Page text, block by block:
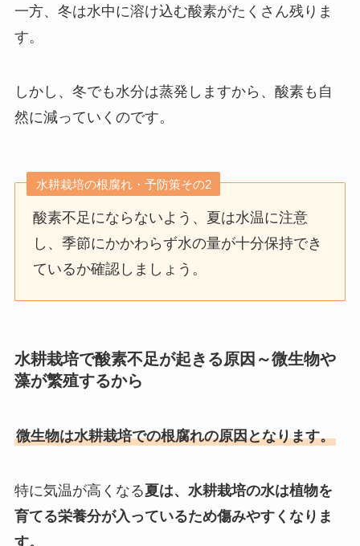
一方、冬は水中に溶け込む酸素がたくさん残りま
す。
しかし、冬でも水分は蒸発しますから、酸素も自
然に減っていくのです。
水耕栽培の根腐れ・予防策その2
酸素不足にならないよう、夏は水温に注意
し、季節にかかわらず水の量が十分保持でき
ているか確認しましょう。
水耕栽培で酸素不足が起きる原因～微生物や
藻が繁殖するから
微生物は水耕栽培での根腐れの原因となります。
特に気温が高くなる夏は、水耕栽培の水は植物を
育てる栄養分が入っているため傷みやすくなりま
す。